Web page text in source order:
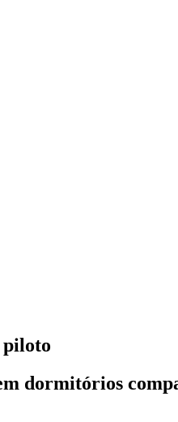
piloto
dormitórios